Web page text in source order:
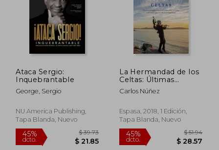
$ 37.97
45%
dcto.
Ataca Sergio:
Inquebrantable
George, Sergio
NU America Publishing,
Tapa Blanda, Nuevo
La Hermandad de los
Celtas: Últimas
Investigaciones y
Vivencias Sobre los
uno de sus
Protagonistas (Fuera
Carlos Núñez
Espasa, 2018, 1 Edición,
Tapa Blanda, Nuevo